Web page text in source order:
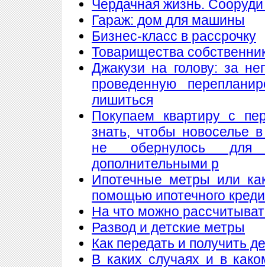
Чердачная жизнь.
Гараж: дом для машины
Бизнес-класс в рассрочку
Товарищества
Джакузи на голову: за
проведенную
лишиться
Покупаем квартиру с
знать, чтобы новоселье
не обернулось
дополнительными р
Ипотечные метры или
помощью ипотечного
На что можно
Развод и детские метры
Как передать и получить
В каких случаях и в